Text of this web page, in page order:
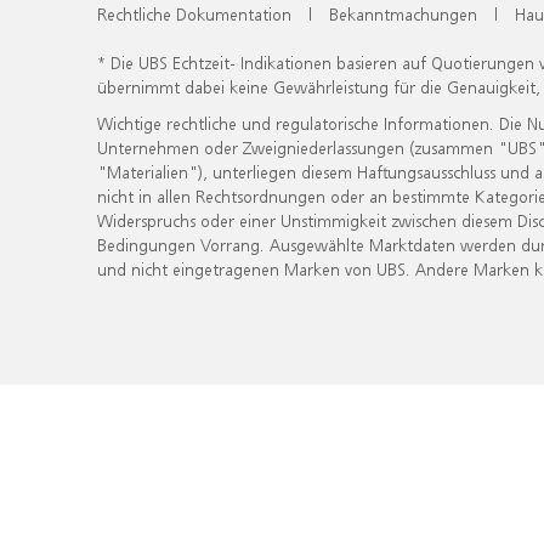
Rechtliche Dokumentation | Bekanntmachungen |
* Die UBS Echtzeit- Indikationen basieren auf
übernimmt dabei keine Gewährleistung für die
Wichtige rechtliche und regulatorische Informationen. Die
Unternehmen oder Zweigniederlassungen (zusammen
"Materialien"), unterliegen diesem Haftungsausschluss
nicht in allen Rechtsordnungen oder an bestimmte
Widerspruchs oder einer Unstimmigkeit zwischen diesem
Bedingungen Vorrang. Ausgewählte Marktdaten werden
und nicht eingetragenen Marken von UBS. Andere Marken